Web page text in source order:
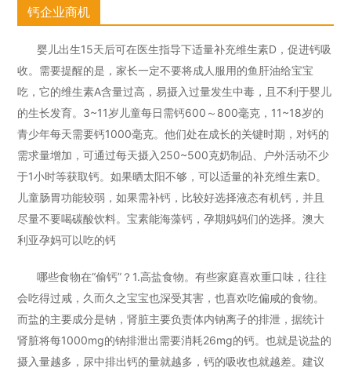
钙企业商机
婴儿出生15天后可在医生指导下适量补充维生素D，促进钙吸
收。需要提醒的是，家长一定不要将成人服用的鱼肝油给宝宝
吃，它的维生素A含量过高，易摄入过量发生中毒，且不利于婴儿
的生长发育。3~11岁儿童每日需钙600～800毫克，11~18岁的
青少年每天需要钙1000毫克。他们处在成长的关键时期，对钙的
需求量增加，可通过每天摄入250~500克奶制品、户外活动不少
于1小时等获取钙。如果晒太阳不够，可以适量的补充维生素D。
儿童肠胃功能较弱，如果需补钙，比较好选择液态有机钙，并且
尽量不要喝碳酸饮料。宝素能海藻钙，孕期妈妈们的选择。澳大
利亚孕妈可以吃的钙
哪些食物在“偷钙”？1.高盐食物。有些家庭喜欢重口味，往往
会吃得过咸，久而久之宝宝也深受其害，也喜欢吃偏咸的食物。
而盐的主要成分是钠，肾脏主要负责体内钠离子的排泄，据统计
肾脏将每1000mg的钠排泄出需要消耗26mg的钙。也就是说盐的
摄入量越多，尿中排出钙的量就越多，钙的吸收也就越差。建议